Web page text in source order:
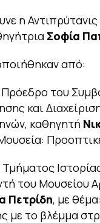
η
Σοφία
από:
του
και
καθηγητή
του Μουσείου
Πετρίδη, με
με το βλέμμα